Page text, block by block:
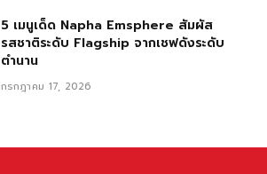
5 เมนูเด็ด Napha Emsphere สัมผัส
รสชาติระดับ Flagship จากเชฟดังระดับ
ตำนาน
กรกฎาคม 17, 2026